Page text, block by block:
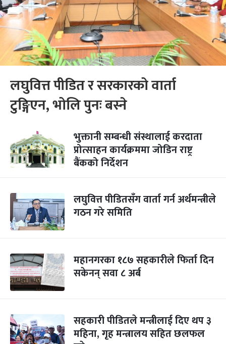
लघुवित्त पीडित र सरकारको वार्ता
टुङ्गिएन, भोलि पुनः बस्ने
भुक्तानी सम्बन्धी संस्थालाई करदाता
प्रोत्साहन कार्यक्रममा जोडिन राष्ट्र
बैंकको निर्देशन
लघुवित्त पीडितसँग वार्ता गर्न अर्थमन्त्रीले
गठन गरे समिति
महानगरका १८७ सहकारीले फिर्ता दिन
सकेनन् सवा ८ अर्ब
सहकारी पीडितले मन्त्रीलाई दिए थप ३
महिना, गृह मन्त्रालय सहित छलफल